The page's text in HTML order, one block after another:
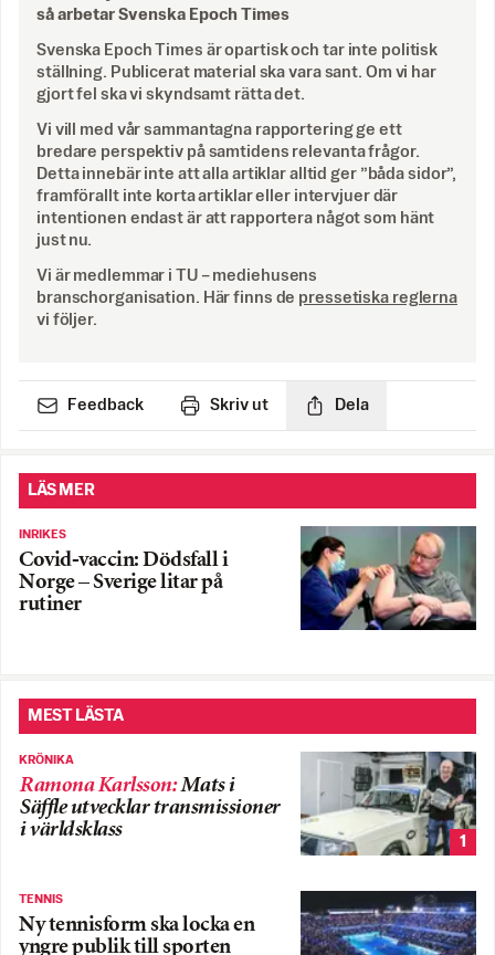
så arbetar Svenska Epoch Times
Svenska Epoch Times är opartisk och tar inte politisk
ställning. Publicerat material ska vara sant. Om vi har
gjort fel ska vi skyndsamt rätta det.
Vi vill med vår sammantagna rapportering ge ett
bredare perspektiv på samtidens relevanta frågor.
Detta innebär inte att alla artiklar alltid ger ”båda sidor”,
framförallt inte korta artiklar eller intervjuer där
intentionen endast är att rapportera något som hänt
just nu.
Vi är medlemmar i TU – mediehusens
branschorganisation. Här finns de pressetiska reglerna
vi följer.
Feedback Skriv ut Dela
LÄS MER
INRIKES
Covid-vaccin: Dödsfall i
Norge – Sverige litar på
rutiner
MEST LÄSTA
KRÖNIKA
Ramona Karlsson:Mats i
Säffle utvecklar transmissioner
i världsklass
1
TENNIS
Ny tennisform ska locka en
yngre publik till sporten